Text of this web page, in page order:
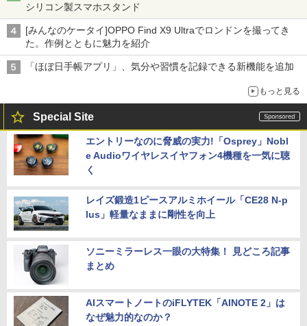
シリコン製スマホスタンド
[みんなのケータイ]OPPO Find X9 Ultraでロンドンを撮ってき
た。作例とともに魅力を紹介
「ほぼ日手帳アプリ」、気分や習慣を記録できる新機能を追加
もっと見る
Special Site
エントリーなのに脅威の実力!「Osprey」Nobl
e Audioワイヤレスイヤフォン4機種を一気に聴
く
レイズ鍛造1ピースアルミホイール「CE28 N-p
lus」軽量なままに剛性を向上
ソニーミラーレス一眼の大特集！ 見どころ記事
まとめ
AIスマートノートのiFLYTEK「AINOTE 2」は
なぜ魅力的なのか？